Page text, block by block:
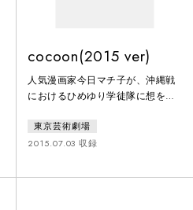
cocoon(2015 ver)
人気漫画家今日マチ子が、沖縄戦
におけるひめゆり学徒隊に想を得
とジプシーによって2013年に上演
された舞台版は、演劇界を震撼さ
再演された作品。
東京芸術劇場
2015.07.03 収録